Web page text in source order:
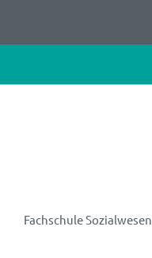
Fachschule Sozialwesen